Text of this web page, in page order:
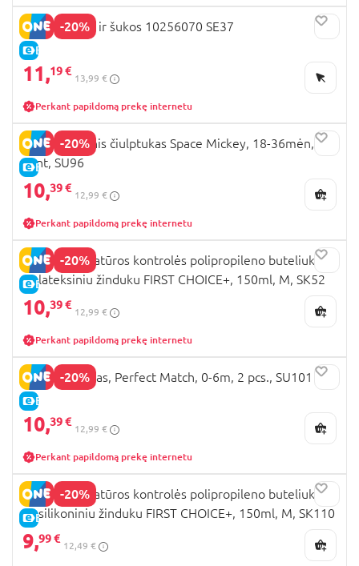
-20%
E-KAINA
NUK šepetys ir šukos 10256070 SE37
11,19 €
13,99 €
Perkant papildomą prekę internetu
-20%
E-KAINA
NUK silikoninis čiulptukas Space Mickey, 18-36mėn,
2vnt, SU96
10,39 €
12,99 €
Perkant papildomą prekę internetu
-20%
E-KAINA
NUK temperatūros kontrolės polipropileno buteliukas
su lateksiniu žinduku FIRST CHOICE+, 150ml, M, SK52
10,39 €
12,99 €
Perkant papildomą prekę internetu
-20%
E-KAINA
NUK čiulptukas, Perfect Match, 0-6m, 2 pcs., SU101
10,39 €
12,99 €
Perkant papildomą prekę internetu
-20%
E-KAINA
NUK temperatūros kontrolės polipropileno buteliukas
su silikoniniu žinduku FIRST CHOICE+, 150ml, M, SK110
9,99 €
12,49 €